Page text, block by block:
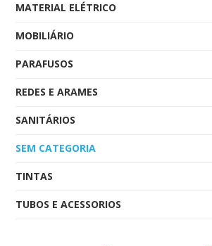
MATERIAL ELÉTRICO
MOBILIÁRIO
PARAFUSOS
REDES E ARAMES
SANITÁRIOS
SEM CATEGORIA
TINTAS
TUBOS E ACESSORIOS